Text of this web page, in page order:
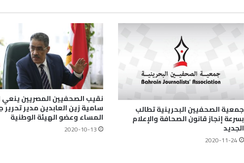
جمعية الصحفيين البحرينية تطالب
بسرعة إنجاز قانون الصحافة والإعلام
الجديد
2020-11-24
نقيب الصحفيين المصريين ينعي
سامية زين العابدين مدير تحرير
المساء وعضو الهيئة الوطنية
2020-10-13